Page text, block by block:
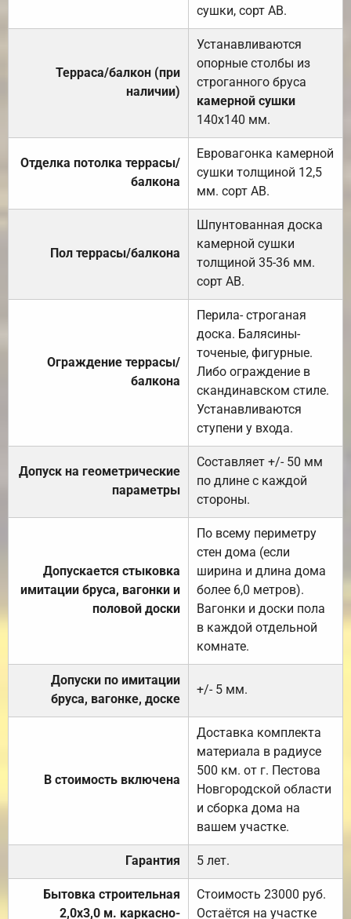
сушки, сорт АВ.
Терраса/балкон (при
наличии)
Устанавливаются
опорные столбы из
строганного бруса
камерной сушки
140х140 мм.
Отделка потолка террасы/
балкона
Евровагонка камерной
сушки толщиной 12,5
мм. сорт АВ.
Пол террасы/балкона
Шпунтованная доска
камерной сушки
толщиной 35-36 мм.
сорт АВ.
Ограждение террасы/
балкона
Перила- строганая
доска. Балясины-
точеные, фигурные.
Либо ограждение в
скандинавском стиле.
Устанавливаются
ступени у входа.
Допуск на геометрические
параметры
Составляет +/- 50 мм
по длине с каждой
стороны.
Допускается стыковка
имитации бруса, вагонки и
половой доски
По всему периметру
стен дома (если
ширина и длина дома
более 6,0 метров).
Вагонки и доски пола
в каждой отдельной
комнате.
Допуски по имитации
бруса, вагонке, доске
+/- 5 мм.
В стоимость включена
Доставка комплекта
материала в радиусе
500 км. от г. Пестова
Новгородской области
и сборка дома на
вашем участке.
Гарантия 5 лет.
Бытовка строительная
2,0х3,0 м. каркасно-
Стоимость 23000 руб.
Остаётся на участке